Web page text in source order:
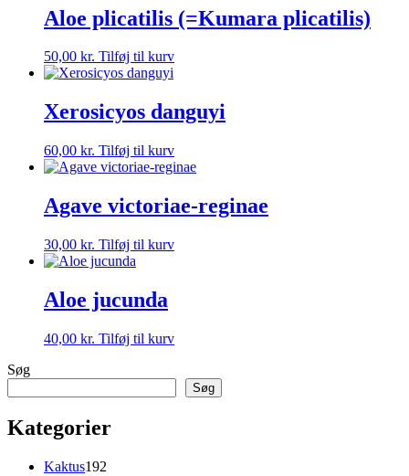
Aloe plicatilis (=Kumara plicatilis)
50,00 kr. Tilføj til kurv
Xerosicyos danguyi
60,00 kr. Tilføj til kurv
Agave victoriae-reginae
30,00 kr. Tilføj til kurv
Aloe jucunda
40,00 kr. Tilføj til kurv
Søg
Søg
Kategorier
Kaktus192